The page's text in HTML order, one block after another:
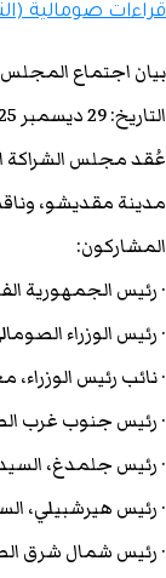
قراءات صومالية
بيان اجتماع
التاريخ: 29 ديسمبر 2025
عُقد مجلس الشراكة
مدينة مقديشو،
المشاركون:
· رئيس الجمهورية
· رئيس الوزراء
· نائب رئيس
· رئيس جنوب غرب
· رئيس جلمدغ،
· رئيس هيرشبيلي،
· رئيس شمال شرق